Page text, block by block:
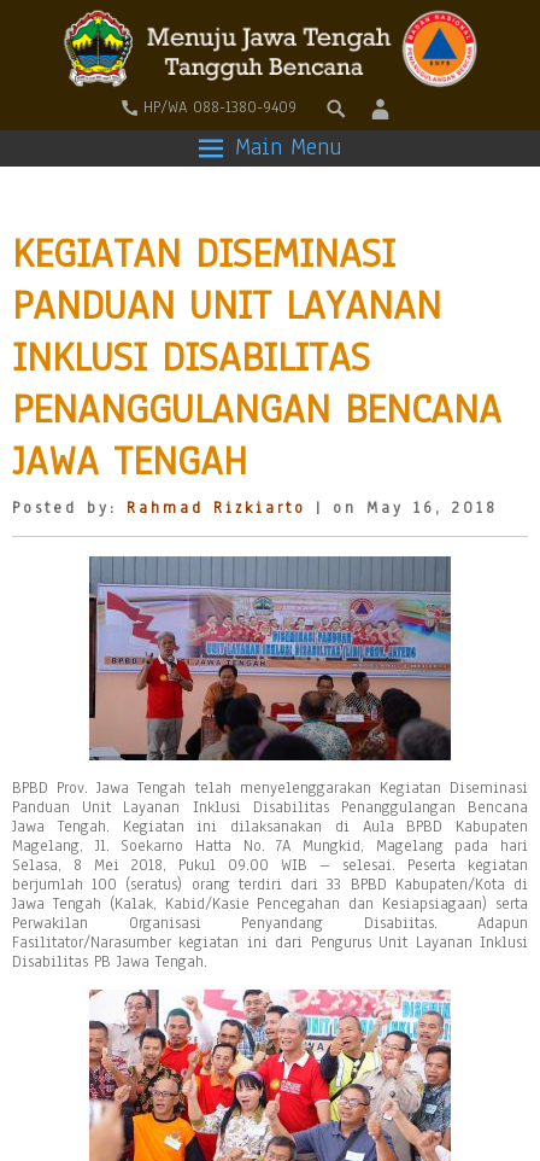
HP/WA 088-1380-9409
Main Menu
KEGIATAN DISEMINASI
PANDUAN UNIT LAYANAN
INKLUSI DISABILITAS
PENANGGULANGAN BENCANA
JAWA TENGAH
Posted by: Rahmad Rizkiarto | on May 16, 2018
BPBD Prov. Jawa Tengah telah menyelenggarakan Kegiatan Diseminasi
Panduan Unit Layanan Inklusi Disabilitas Penanggulangan Bencana
Jawa Tengah. Kegiatan ini dilaksanakan di Aula BPBD Kabupaten
Magelang, Jl. Soekarno Hatta No. 7A Mungkid, Magelang pada hari
Selasa, 8 Mei 2018, Pukul 09.00 WIB – selesai. Peserta kegiatan
berjumlah 100 (seratus) orang terdiri dari 33 BPBD Kabupaten/Kota di
Jawa Tengah (Kalak, Kabid/Kasie Pencegahan dan Kesiapsiagaan) serta
Perwakilan Organisasi Penyandang Disabiitas. Adapun
Fasilitator/Narasumber kegiatan ini dari Pengurus Unit Layanan Inklusi
Disabilitas PB Jawa Tengah.